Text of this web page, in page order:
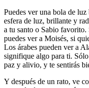
Puedes ver una bola de
esfera de luz, brillante y
a tu santo o Sabio
puedes ver a Moisés, si
Los árabes pueden ver a
signifique algo para ti.
paz y alivio, y te sentirás
Y después de un rato, ve